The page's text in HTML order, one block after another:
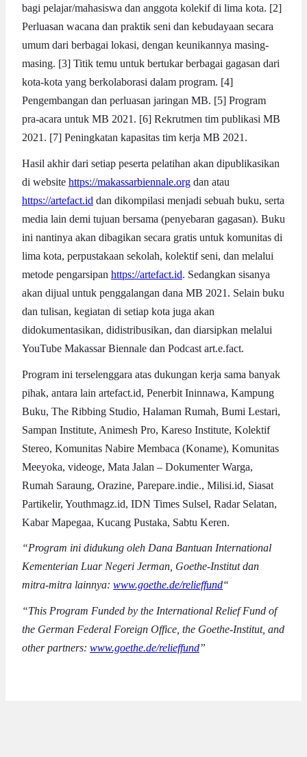
bagi pelajar/mahasiswa dan anggota kolekif di lima kota. [2]
Perluasan wacana dan praktik seni dan kebudayaan secara
umum dari berbagai lokasi, dengan keunikannya masing-
masing. [3] Titik temu untuk bertukar berbagai gagasan dari
kota-kota yang berkolaborasi dalam program. [4]
Pengembangan dan perluasan jaringan MB. [5] Program
pra-acara untuk MB 2021. [6] Rekrutmen tim publikasi MB
2021. [7] Peningkatan kapasitas tim kerja MB 2021.
Hasil akhir dari setiap peserta pelatihan akan dipublikasikan
di website https://makassarbiennale.org dan atau
https://artefact.id dan dikompilasi menjadi sebuah buku, serta
media lain demi tujuan bersama (penyebaran gagasan). Buku
ini nantinya akan dibagikan secara gratis untuk komunitas di
lima kota, perpustakaan sekolah, kolektif seni, dan melalui
metode pengarsipan https://artefact.id. Sedangkan sisanya
akan dijual untuk penggalangan dana MB 2021. Selain buku
dan tulisan, kegiatan di setiap kota juga akan
didokumentasikan, didistribusikan, dan diarsipkan melalui
YouTube Makassar Biennale dan Podcast art.e.fact.
Program ini terselenggara atas dukungan kerja sama banyak
pihak, antara lain artefact.id, Penerbit Ininnawa, Kampung
Buku, The Ribbing Studio, Halaman Rumah, Bumi Lestari,
Sampan Institute, Animesh Pro, Kareso Institute, Kolektif
Stereo, Komunitas Nabire Membaca (Koname), Komunitas
Meeyoka, videoge, Mata Jalan – Dokumenter Warga,
Rumah Saraung, Orazine, Parepare.indie., Milisi.id, Siasat
Partikelir, Youthmagz.id, IDN Times Sulsel, Radar Selatan,
Kabar Mapegaa, Kucang Pustaka, Sabtu Keren.
“Program ini didukung oleh Dana Bantuan International
Kementerian Luar Negeri Jerman, Goethe-Institut dan
mitra-mitra lainnya: www.goethe.de/relieffund“
“This Program Funded by the International Relief Fund of
the German Federal Foreign Office, the Goethe-Institut, and
other partners: www.goethe.de/relieffund”